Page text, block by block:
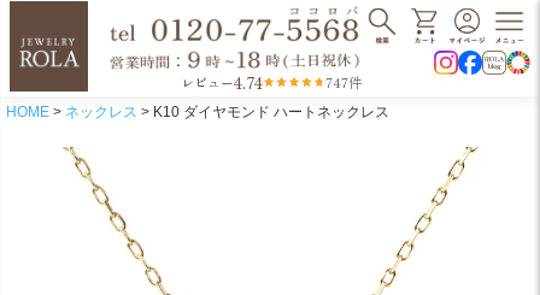
レビュー4.74 747件
HOME ネックレス K10 ダイヤモンド ハートネックレス